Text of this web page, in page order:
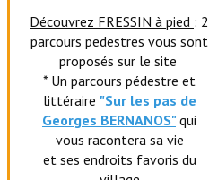
Découvrez FRESSIN à pied : 2
parcours pedestres vous sont
proposés sur le site
* Un parcours pédestre et
littéraire "Sur les pas de
Georges BERNANOS" qui
vous racontera sa vie
et ses endroits favoris du